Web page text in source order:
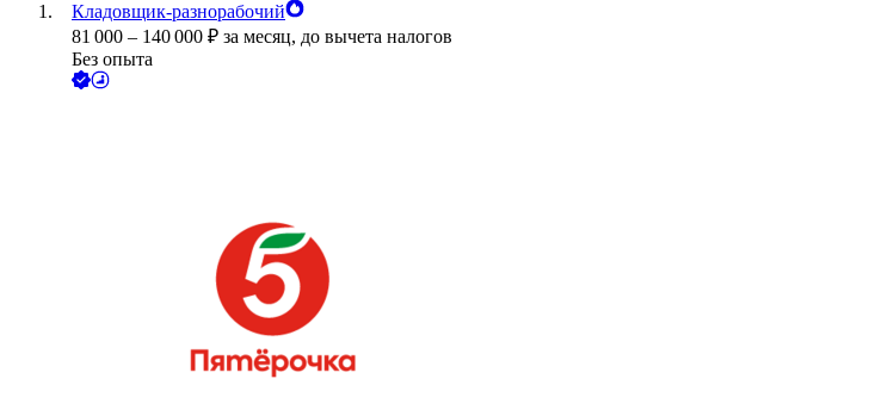
Кладовщик-разнорабочий
81 000 – 140 000 ₽ за месяц, до вычета налогов
Без опыта